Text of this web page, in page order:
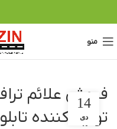
منو
فروش علائم
تولید کننده تابلو
14
دی